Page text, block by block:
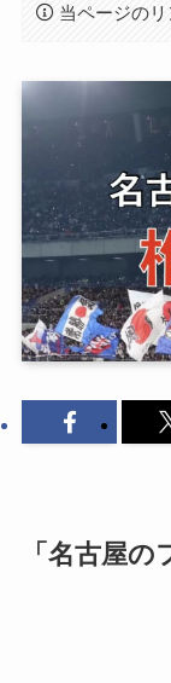
当ページのリ
「名古屋の